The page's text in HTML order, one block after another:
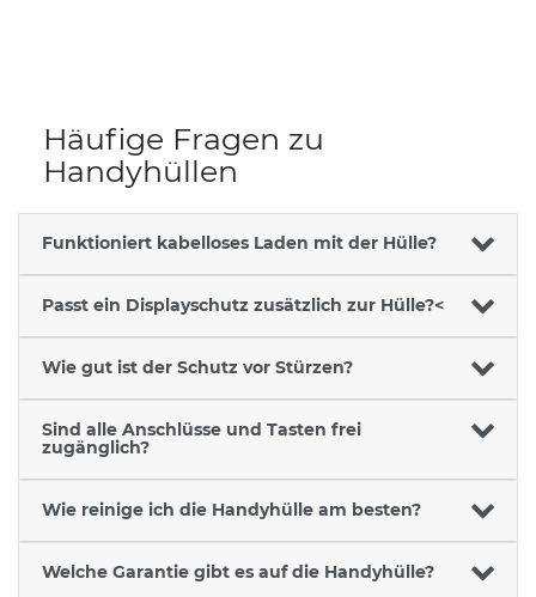
Häufige Fragen zu
Handyhüllen
Funktioniert kabelloses Laden mit der Hülle?
Passt ein Displayschutz zusätzlich zur Hülle?<
Wie gut ist der Schutz vor Stürzen?
Sind alle Anschlüsse und Tasten frei
zugänglich?
Wie reinige ich die Handyhülle am besten?
Welche Garantie gibt es auf die Handyhülle?